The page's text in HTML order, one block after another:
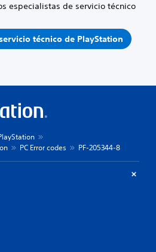
especialistas de servicio técnico
técnico de PlayStation
PC Error codes PF-205344-8